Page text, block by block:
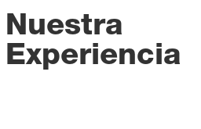
Nuestra
Experiencia